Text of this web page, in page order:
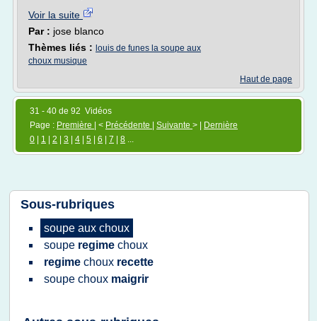
Voir la suite
Par : jose blanco
Thèmes liés : louis de funes la soupe aux
choux musique
Haut de page
31 - 40 de 92 Vidéos
Page : Première | < Précédente Suivante > |
Dernière
0
1 2 3 4 5 6 7 8 ...
Sous-rubriques
soupe aux choux
soupe regime choux
regime choux recette
soupe choux maigrir